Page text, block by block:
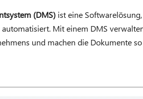
(DMS) ist eine
Mit einem DMS
und machen die Dokumente